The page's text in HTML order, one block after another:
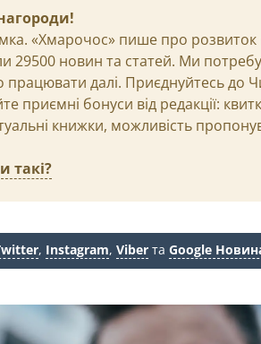
«Хмарочос» пише про розвиток
29500 новин та статей. Ми
далі. Приєднуйтесь до
приємні бонуси від редакції:
книжки, можливість
такі?
, Instagram, Viber та Google